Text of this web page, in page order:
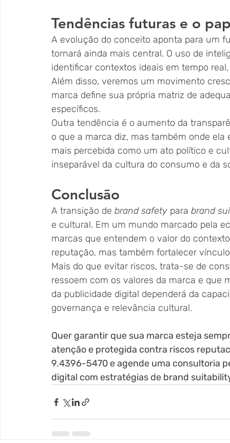
Tendências futuras e o
A evolução do conceito aponta para um
tornará ainda mais central. O uso de
identificar contextos ideais em tempo
Além disso, veremos um movimento
marca define sua própria matriz de
específicos.
Outra tendência é o aumento da
o que a marca diz, mas também onde
mais percebida como um ato político e
inseparável da cultura do consumo e da
Conclusão
A transição de brand safety para brand
e cultural. Em um mundo marcado pela
marcas que entendem o valor do
reputação, mas também fortalecer
Mais do que evitar riscos, trata-se de
ressoem com os valores da marca e
da publicidade digital dependerá da
governança e relevância cultural.
Quer garantir que sua marca esteja
atenção e protegida contra riscos
9.4396-5470 e agende uma consultoria
digital com estratégias de brand